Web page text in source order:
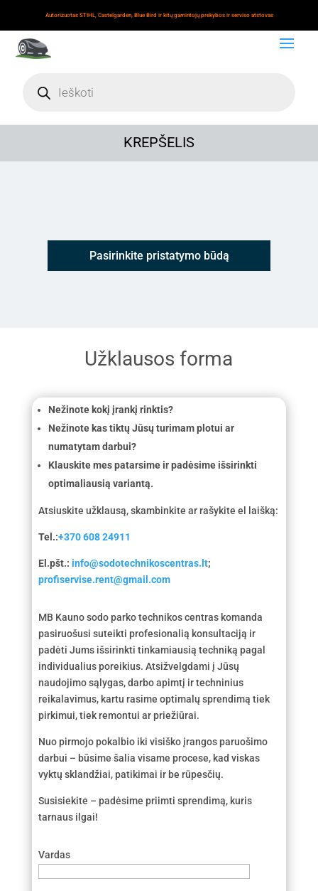
Autorizuotas STIHL, Castelgarden, Blue Bird ir kitų gamintojų prekybos ir serviso atstovas
search
KREPŠELIS
Pasirinkite pristatymo būdą
Užklausos forma
Nežinote kokį įrankį rinktis?
Nežinote kas tiktų Jūsų turimam plotui ar
numatytam darbui?
Klauskite mes patarsime ir padėsime išsirinkti
optimaliausią variantą.
Atsiuskite užklausą, skambinkite ar rašykite el laišką:
Tel.:+370 608 24911
El.pšt.: info@sodotechnikoscentras.lt;
profiservise.rent@gmail.com
MB Kauno sodo parko technikos centras komanda
pasiruošusi suteikti profesionalią konsultaciją ir
padėti Jums išsirinkti tinkamiausią techniką pagal
individualius poreikius. Atsižvelgdami į Jūsų
naudojimo sąlygas, darbo apimtį ir techninius
reikalavimus, kartu rasime optimalų sprendimą tiek
pirkimui, tiek remontui ar priežiūrai.
Nuo pirmojo pokalbio iki visiško įrangos paruošimo
darbui – būsime šalia visame procese, kad viskas
vyktų sklandžiai, patikimai ir be rūpesčių.
Susisiekite – padėsime priimti sprendimą, kuris
tarnaus ilgai!
Vardas